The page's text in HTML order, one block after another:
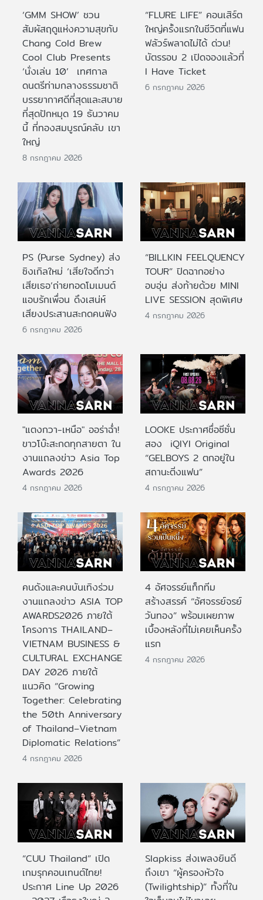
‘GMM SHOW’ ชวน
สัมผัสฤดูแห่งความสุขกับ
Chang Cold Brew
Cool Club Presents
‘นั่งเล่น 10’ เทศกาล
ดนตรีท่ามกลางธรรมชาติ
บรรยากาศดีที่สุดและสบาย
ที่สุดปักหมุด 19 ธันวาคม
นี้ ที่ทองสมบูรณ์คลับ เขา
ใหญ่
8 กรกฎาคม 2026
“FLURE LIFE” คอนเสิร์ต
ใหญ่ครั้งแรกในชีวิตที่แฟน
ฟลัวร์พลาดไม่ได้ ด่วน!
บัตรรอบ 2 เปิดจองแล้วที่
I Have Ticket
6 กรกฎาคม 2026
PS (Purse Sydney) ส่ง
ซิงเกิลใหม่ ‘เสียใจดีกว่า
เสียเธอ’ถ่ายทอดโมเมนต์
แอบรักเพื่อน ดึงเสน่ห์
เสียงประสานสะกดคนฟัง
6 กรกฎาคม 2026
“BILLKIN FEELQUENCY
TOUR” ปิดฉากอย่าง
อบอุ่น ส่งท้ายด้วย MINI
LIVE SESSION สุดพิเศษ
4 กรกฎาคม 2026
"แตงกวา-เหนือ" ออร่าฉ่ำ!
ขาวโบ๊ะสะกดทุกสายตา ใน
งานแถลงข่าว Asia Top
Awards 2026
4 กรกฎาคม 2026
LOOKE ประกาศชื่อซีซั่น
สอง iQIYI Original
“GELBOYS 2 ตกอยู่ใน
สถานะติ่งแฟน”
4 กรกฎาคม 2026
คนดังและคนบันเทิงร่วม
งานแถลงข่าว ASIA TOP
AWARDS2026 ภายใต้
โครงการ THAILAND–
VIETNAM BUSINESS &
CULTURAL EXCHANGE
DAY 2026 ภายใต้
แนวคิด “Growing
Together: Celebrating
the 50th Anniversary
of Thailand–Vietnam
Diplomatic Relations”
4 กรกฎาคม 2026
4 อัศจรรย์แท็กทีม
สร้างสรรค์ “อัศจรรย์จรย์
วันทอง” พร้อมเผยภาพ
เบื้องหลังที่ไม่เคยเห็นครั้ง
แรก
4 กรกฎาคม 2026
“CUU Thailand” เปิด
เกมรุกคอนเทนต์ไทย!
ประกาศ Line Up 2026
Slapkiss ส่งเพลงยินดี
ถึงเขา “ผู้ครองหัวใจ
(Twilightship)” ทั้งที่ใน